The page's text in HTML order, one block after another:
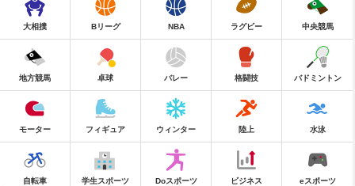
大相撲 Bリーグ NBA ラグビー 中央競馬
地方競馬 卓球 バレー 格闘技 バドミントン
モーター フィギュア ウィンター 陸上 水泳
自転車 学生スポーツ Doスポーツ ビジネス eスポーツ